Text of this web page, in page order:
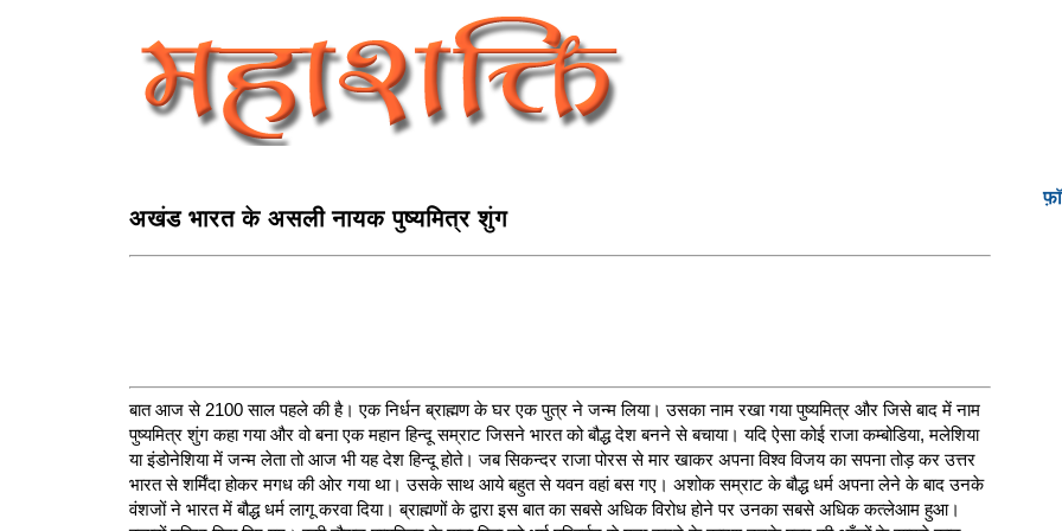
अखंड भारत के असली नायक पुष्यमित्र शुंग
बात आज से 2100 साल पहले की है। एक निर्धन ब्राह्मण के घर एक पुत्र ने जन्म लिया। उसका नाम रखा गया पुष्यमित्र और जिसे बाद में नाम
पुष्यमित्र शुंग कहा गया और वो बना एक महान हिन्दू सम्राट जिसने भारत को बौद्ध देश बनने से बचाया। यदि ऐसा कोई राजा कम्बोडिया, मलेशिया
या इंडोनेशिया में जन्म लेता तो आज भी यह देश हिन्दू होते। जब सिकन्दर राजा पोरस से मार खाकर अपना विश्व विजय का सपना तोड़ कर उत्तर
भारत से शर्मिंदा होकर मगध की ओर गया था। उसके साथ आये बहुत से यवन वहां बस गए। अशोक सम्राट के बौद्ध धर्म अपना लेने के बाद उनके
वंशजों ने भारत में बौद्ध धर्म लागू करवा दिया। ब्राह्मणों के द्वारा इस बात का सबसे अधिक विरोध होने पर उनका सबसे अधिक कत्लेआम हुआ।